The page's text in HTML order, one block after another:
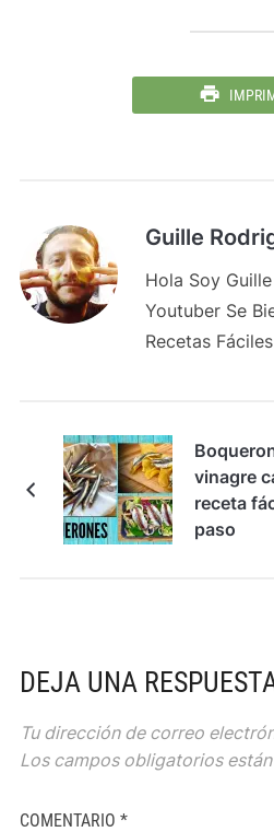
Guille
Hola Soy
Youtuber Se
Recetas
vinagre
receta
paso
DEJA UNA
Tu dirección de correo
Los campos obligatorios
COMENTARIO *